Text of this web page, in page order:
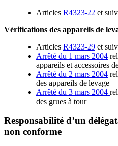
Articles R4323-22 et
Vérifications des appareils de
Articles R4323-29 et
Arrêté du 1 mars 2004
appareils et accessoires
Arrêté du 2 mars 2004
des appareils de levage
Arrêté du 3 mars 2004
des grues à tour
Responsabilité d’un
non conforme